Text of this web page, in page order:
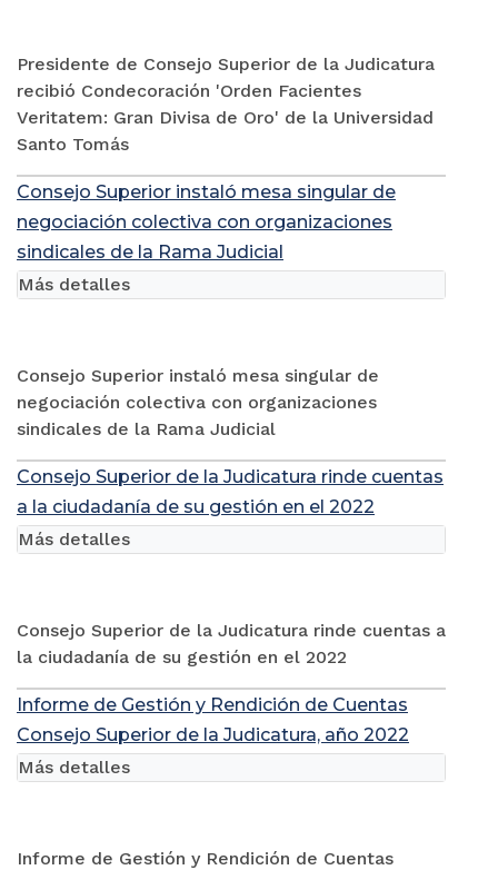
Presidente de Consejo Superior de la Judicatura
recibió Condecoración 'Orden Facientes
Veritatem: Gran Divisa de Oro' de la Universidad
Santo Tomás
Consejo Superior instaló mesa singular de
negociación colectiva con organizaciones
sindicales de la Rama Judicial
Consejo Superior instaló mesa singular de
negociación colectiva con organizaciones
sindicales de la Rama Judicial
Más detalles
Consejo Superior de la Judicatura rinde cuentas
a la ciudadanía de su gestión en el 2022
Consejo Superior de la Judicatura rinde cuentas a
la ciudadanía de su gestión en el 2022
Más detalles
Informe de Gestión y Rendición de Cuentas
Consejo Superior de la Judicatura, año 2022
Informe de Gestión y Rendición de Cuentas
Más detalles